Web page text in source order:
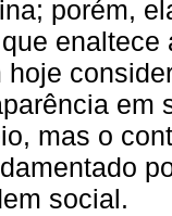
porém,
hoje
em
mas o
social.